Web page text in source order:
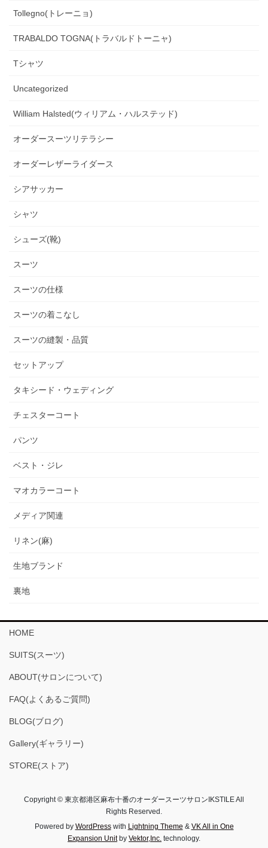
Tollegno(トレーニョ)
TRABALDO TOGNA(トラバルドトーニャ)
Tシャツ
Uncategorized
William Halsted(ウィリアム・ハルステッド)
オーダースーツリテラシー
オーダーレザーライダース
シアサッカー
シャツ
シューズ(靴)
スーツ
スーツの仕様
スーツの着こなし
スーツの縫製・品質
セットアップ
タキシード・ウェディング
チェスターコート
パンツ
ベスト・ジレ
マオカラーコート
メディア関連
リネン(麻)
生地ブランド
裏地
HOME
SUITS(スーツ)
ABOUT(サロンについて)
FAQ(よくあるご質問)
BLOG(ブログ)
Gallery(ギャラリー)
STORE(ストア)
Copyright © 東京都港区麻布十番のオーダースーツサロンIKSTILE All
Rights Reserved.
Powered by WordPresswith Lightning Theme & VK All in One
Expansion Unitby Vektor,Inc. technology.